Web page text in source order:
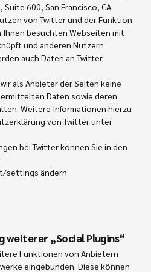
600, San Francisco, CA
von Twitter und der Funktion
Ihnen besuchten Webseiten mit
und anderen Nutzern
auch Daten an Twitter
als Anbieter der Seiten keine
Daten sowie deren
Weitere Informationen hierzu
von Twitter unter
bei Twitter können Sie in den
ändern.
weiterer „Social Plugins“
Funktionen von Anbietern
eingebunden. Diese können